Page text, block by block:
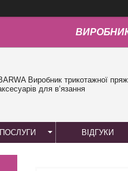
Виробник трикотажної
для в‘язання
ВІДГУКИ